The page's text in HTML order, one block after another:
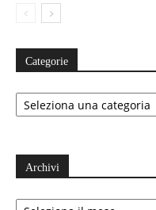
Categorie
Categorie
Archivi
Archivi